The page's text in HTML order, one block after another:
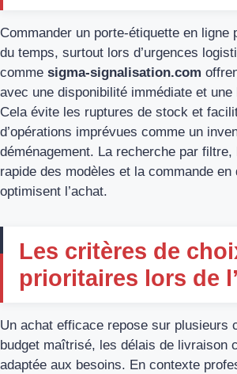
Commander un porte-étiquette en ligne
du temps, surtout lors d’urgences
comme sigma-signalisation.com
avec une disponibilité immédiate et
Cela évite les ruptures de stock et
d’opérations imprévues comme un
déménagement. La recherche par
rapide des modèles et la commande en
optimisent l’achat.
Les critères de
prioritaires lors de
Un achat efficace repose sur plusieurs
budget maîtrisé, les délais de livraison
adaptée aux besoins. En contexte